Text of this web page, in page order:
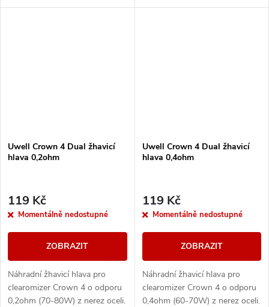
a G5. Balení obsahuje 4ks.
Uwell Crown 4 Dual žhavicí
hlava 0,2ohm
119 Kč
Momentálně nedostupné
ZOBRAZIT
Náhradní žhavicí hlava pro
clearomizer Crown 4 o odporu
0,2ohm (70-80W) z nerez oceli.
Uwell Crown 4 Dual žhavicí
hlava 0,4ohm
119 Kč
Momentálně nedostupné
ZOBRAZIT
Náhradní žhavicí hlava pro
clearomizer Crown 4 o odporu
0,4ohm (60-70W) z nerez oceli.